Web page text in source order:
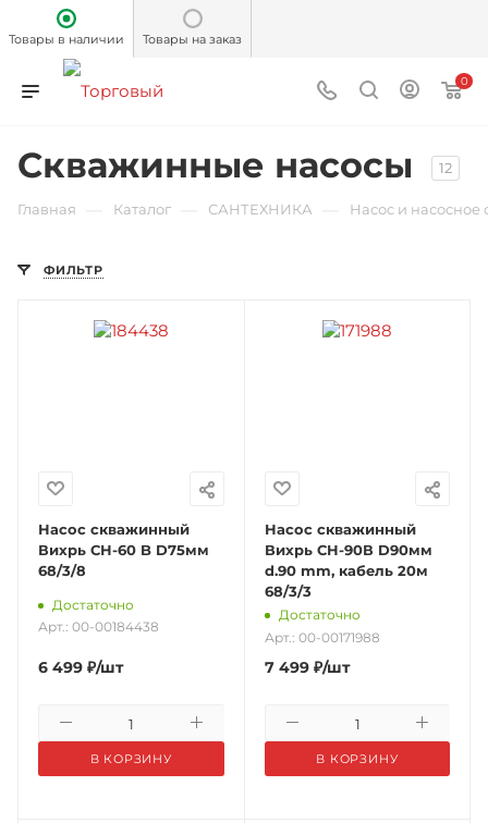
Товары в наличии Товары на заказ
0
Скважинные насосы 12
Главная Каталог САНТЕХНИКА Насос и насосное
ФИЛЬТР
Насос скважинный
Вихрь СН-60 B D75мм
68/3/8
Достаточно
Арт.: 00-00184438
6 499 ₽/шт
В КОРЗИНУ
Насос скважинный
Вихрь СН-90В D90мм
d.90 mm, кабель 20м
68/3/3
Достаточно
Арт.: 00-00171988
7 499₽/шт
В КОРЗИНУ